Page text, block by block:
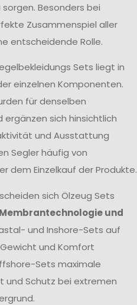
Besonders bei
Zusammenspiel aller
entscheidende Rolle.
Sets liegt in
einzelnen Komponenten.
für denselben
sich hinsichtlich
und Ausstattung
Segler häufig von
dem Einzelkauf der Produkte.
sich Ölzeug Sets
und
und Inshore-Sets auf
und Komfort
Sets maximale
und Schutz bei extremen